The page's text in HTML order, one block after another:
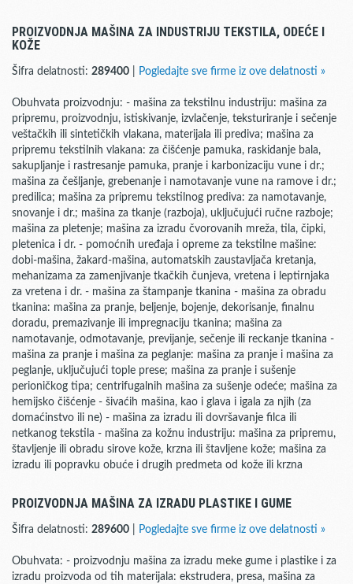
PROIZVODNJA MAŠINA ZA INDUSTRIJU TEKSTILA, ODEĆE I
KOŽE
Šifra delatnosti: 289400 Pogledajte sve firme iz ove delatnosti »
Obuhvata proizvodnju: - mašina za tekstilnu industriju: mašina za
pripremu, proizvodnju, istiskivanje, izvlačenje, teksturiranje i sečenje
veštačkih ili sintetičkih vlakana, materijala ili prediva; mašina za
pripremu tekstilnih vlakana: za čišćenje pamuka, raskidanje bala,
sakupljanje i rastresanje pamuka, pranje i karbonizaciju vune i dr.;
mašina za češljanje, grebenanje i namotavanje vune na ramove i dr.;
predilica; mašina za pripremu tekstilnog prediva: za namotavanje,
snovanje i dr.; mašina za tkanje (razboja), uključujući ručne razboje;
mašina za pletenje; mašina za izradu čvorovanih mreža, tila, čipki,
pletenica i dr. - pomoćnih uređaja i opreme za tekstilne mašine:
dobi-mašina, žakard-mašina, automatskih zaustavljača kretanja,
mehanizama za zamenjivanje tkačkih čunjeva, vretena i leptirnjaka
za vretena i dr. - mašina za štampanje tkanina - mašina za obradu
tkanina: mašina za pranje, beljenje, bojenje, dekorisanje, finalnu
doradu, premazivanje ili impregnaciju tkanina; mašina za
namotavanje, odmotavanje, previjanje, sečenje ili reckanje tkanina -
mašina za pranje i mašina za peglanje: mašina za pranje i mašina za
peglanje, uključujući tople prese; mašina za pranje i sušenje
perioničkog tipa; centrifugalnih mašina za sušenje odeće; mašina za
hemijsko čišćenje - šivaćih mašina, kao i glava i igala za njih (za
domaćinstvo ili ne) - mašina za izradu ili dovršavanje filca ili
netkanog tekstila - mašina za kožnu industriju: mašina za pripremu,
štavljenje ili obradu sirove kože, krzna ili štavljene kože; mašina za
izradu ili popravku obuće i drugih predmeta od kože ili krzna
PROIZVODNJA MAŠINA ZA IZRADU PLASTIKE I GUME
Šifra delatnosti: 289600 Pogledajte sve firme iz ove delatnosti »
Obuhvata: - proizvodnju mašina za izradu meke gume i plastike i za
izradu proizvoda od tih materijala: ekstrudera, presa, mašina za